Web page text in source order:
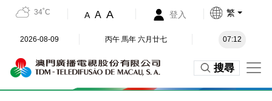
34˚C A A A 登入 繁
2026-08-09 丙午 馬年 六月廿七 07:12
搜尋